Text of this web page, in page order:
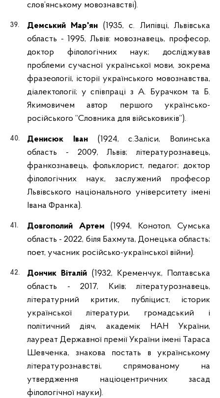
слов’янському мовознавстві).
Демський Мар'ян (1935, с. Липівці, Львівська
область - 1995, Львів: мовознавець, професор,
доктор філологічних наук; досліджував
проблеми сучасної української мови, зокрема
фразеології, історії українського мовознавства,
діалектології; у співпраці з А. Бурачком та Б.
Якимовичем автор першого українсько-
російського “Словника для військовиків”).
Денисюк Іван (1924, с.Заліси, Волинська
область - 2009, Львів; літературознавець,
франкознавець, фольклорист, педагог; доктор
філологічних наук, заслужений професор
Львівського національного університету імені
Івана Франка).
Довгополий Артем (1994, Конотоп, Сумська
область - 2022, біля Бахмута, Донецька область;
поет, учасник російсько-української війни).
Дончик Віталій (1932, Кременчук, Полтавська
область - 2017, Київ; літературознавець,
літературний критик, публіцист, історик
української літератури, громадський і
політичний діяч, академік НАН України,
лауреат Державної премії України імені Тараса
Шевченка, знакова постать в українському
літературознавстві, спрямованому на
утвердження націоцентричних засад
філологічної науки).